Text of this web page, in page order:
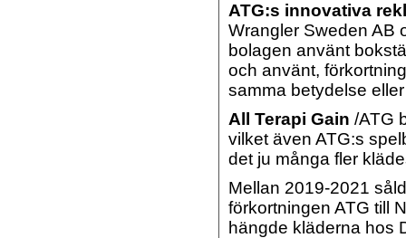
ATG:s innovativa
Wrangler Sweden AB
bolagen använt
och använt,
samma betydelse
All Terapi Gain /ATG
vilket även ATG:s
det ju många fler
Mellan 2019-2021
förkortningen ATG till
hängde kläderna hos